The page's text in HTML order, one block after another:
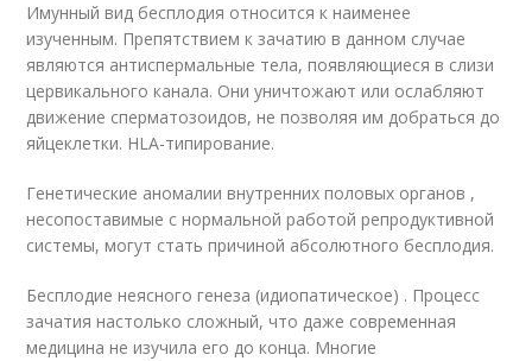
Имунный вид бесплодия относится к наименее
изученным. Препятствием к зачатию в данном случае
являются антиспермальные тела, появляющиеся в слизи
цервикального канала. Они уничтожают или ослабляют
движение сперматозоидов, не позволяя им добраться до
яйцеклетки. HLA-типирование.
Генетические аномалии внутренних половых органов ,
несопоставимые с нормальной работой репродуктивной
системы, могут стать причиной абсолютного бесплодия.
Бесплодие неясного генеза (идиопатическое) . Процесс
зачатия настолько сложный, что даже современная
медицина не изучила его до конца. Многие